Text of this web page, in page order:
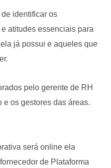
identificar os
atitudes essenciais para
já possui e aqueles que
pelo gerente de RH
os gestores das áreas.
será online ela
de Plataforma